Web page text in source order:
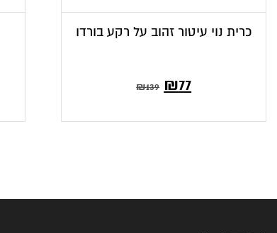
כרית נוי עיטור זהוב על רקע בורדו
₪139 המחיר
₪77המחיר